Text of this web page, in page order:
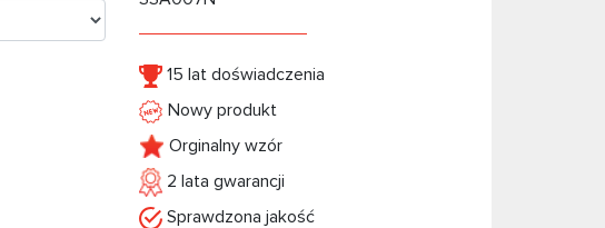
15 lat doświadczenia
Nowy produkt
Orginalny wzór
2 lata gwarancji
Sprawdzona jakość